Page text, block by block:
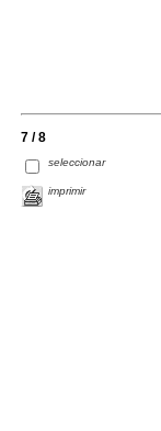
7 / 8
seleccionar
imprimir